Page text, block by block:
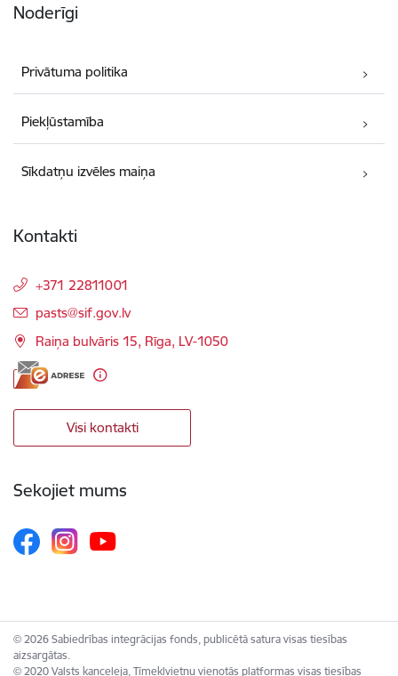
Noderīgi
Privātuma politika
Piekļūstamība
Sīkdatņu izvēles maiņa
Kontakti
+371 22811001
E-pasts:
pasts@sif.gov.lv
Raiņa bulvāris 15, Rīga, LV-1050
Visi kontakti
Sekojiet mums
© 2026 Sabiedrības integrācijas fonds, publicētā satura visas tiesības
aizsargātas.
© 2020 Valsts kanceleja, Tīmekļvietņu vienotās platformas visas tiesības